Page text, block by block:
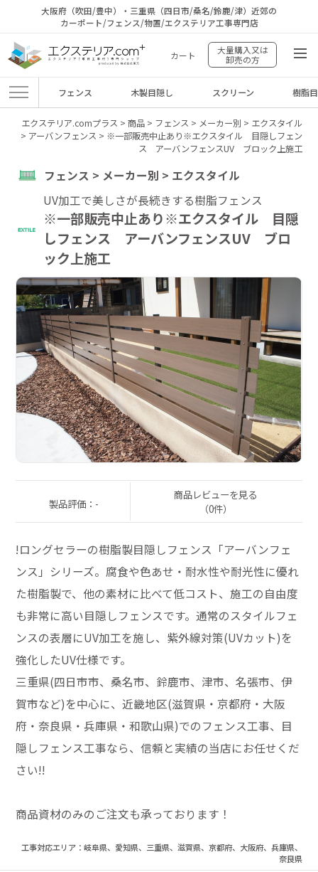
大阪府（吹田/豊中）・三重県（四日市/桑名/鈴鹿/津）近郊の
カーポート/フェンス/物置/エクステリア工事専門店
カート
大量購入又は
卸売の方
フェンス 木製目隠し スクリーン 樹脂
エクステリア.comプラス > 商品> フェンス > メーカー別 > エクスタイル
> アーバンフェンス > ※一部販売中止あり※エクスタイル 目隠しフェン
ス アーバンフェンスUV ブロック上施工
フェンス > メーカー別 > エクスタイル
UV加工で美しさが長続きする樹脂フェンス
※一部販売中止あり※エクスタイル 目隠
しフェンス アーバンフェンスUV ブロ
ック上施工
製品評価：-
商品レビューを見る
（0件）
!ロングセラーの樹脂製目隠しフェンス「アーバンフェ
ンス」シリーズ。腐食や色あせ・耐水性や耐光性に優れ
た樹脂製で、他の素材に比べて低コスト、施工の自由度
も非常に高い目隠しフェンスです。通常のスタイルフェ
ンスの表層にUV加工を施し、紫外線対策(UVカット)を
強化したUV仕様です。
三重県(四日市市、桑名市、鈴鹿市、津市、名張市、伊
賀市など)を中心に、近畿地区(滋賀県・京都府・大阪
府・奈良県・兵庫県・和歌山県)でのフェンス工事、目
隠しフェンス工事なら、信頼と実績の当店にお任せくだ
さい!!
商品資材のみのご注文も承っております！
工事対応エリア：岐阜県、愛知県、三重県、滋賀県、京都府、大阪府、兵庫県、
奈良県